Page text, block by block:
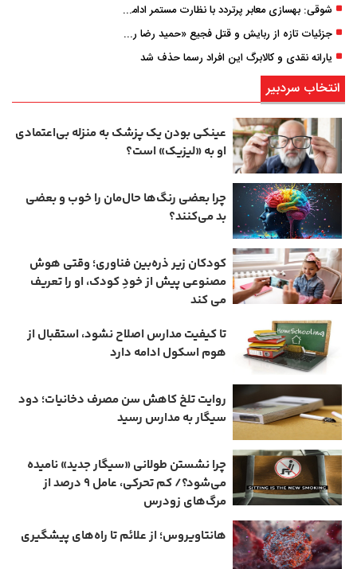
شوقی: بهسازی معابر پرتردد با نظارت مستمر ادامه دارد
جزئیات تازه از ربایش و قتل فجیع «حمید رضا رجب زاده» مداح جوان تهرانی؛ ۴ متهم بازداشت شدند
یارانه نقدی و کالابرگ این افراد رسما حذف شد
انتخاب سردبیر
عینکی‌ بودن یک پزشک به منزله بی‌اعتمادی
او به «لیزیک» است؟
چرا بعضی رنگ‌ها حال‌مان را خوب و بعضی
بد می‌کنند؟
کودکان زیر ذره‌بین فناوری؛ وقتی هوش
مصنوعی پیش از خودِ کودک، او را تعریف
می ‌کند
تا کیفیت مدارس اصلاح نشود، استقبال از
هوم ‌اسکول ادامه دارد
روایت تلخ کاهش سن مصرف دخانیات؛ دود
سیگار به مدارس رسید
چرا نشستن طولانی «سیگار جدید» نامیده
می‌شود؟/ کم‌ تحرکی، عامل ۹ درصد از
مرگ‌های زودرس
هانتاویروس؛ از علائم تا راه‌های پیشگیری